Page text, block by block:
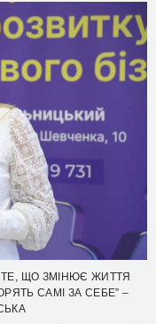
ЩО ЗМІНЮЄ ЖИТТЯ
САМІ ЗА СЕБЕ” –